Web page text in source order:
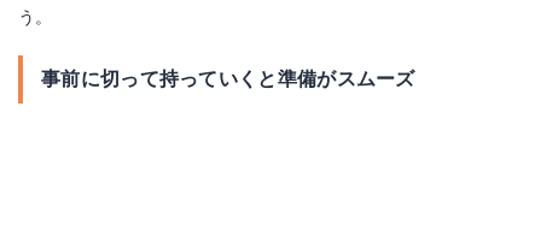
う。
事前に切って持っていくと準備がスムーズ